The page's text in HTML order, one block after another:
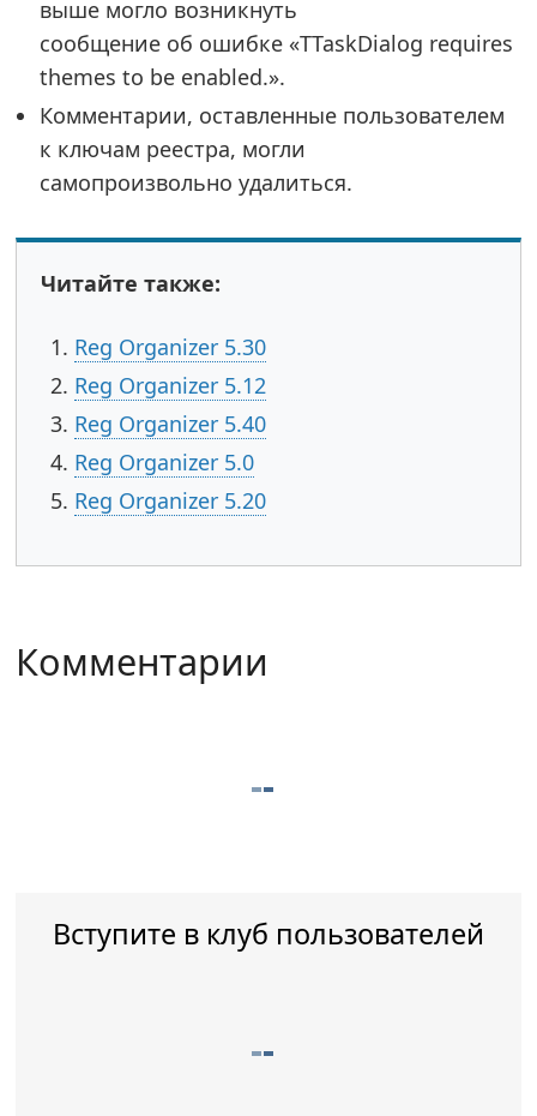
выше могло возникнуть
сообщение об ошибке «TTaskDialog requires
themes to be enabled.».
Комментарии, оставленные пользователем
к ключам реестра, могли
самопроизвольно удалиться.
Читайте также:
Reg Organizer 5.30
Reg Organizer 5.12
Reg Organizer 5.40
Reg Organizer 5.0
Reg Organizer 5.20
Комментарии
Вступите в клуб пользователей